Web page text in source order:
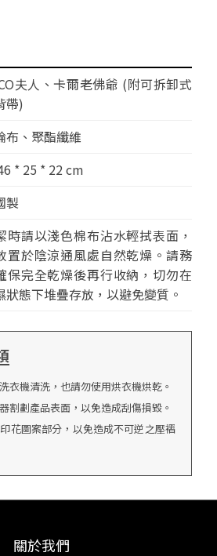
夫人、卡爾老佛爺 (附可拆卸式
帶)
布 、 聚酯纖維
* 25 * 22 cm
製
時請以淺色棉布沾水輕拭表面，
置於陰涼通風處自然乾燥。請務
保完全乾燥後再行收納，切勿在
狀態下堆疊存放，以避免變質。
衣機清洗，也請勿使用烘衣機烘乾。
割劃產品表面，以免造成刮傷損毀。
花圖案部分，以免造成不可逆之壓褶
關於我們